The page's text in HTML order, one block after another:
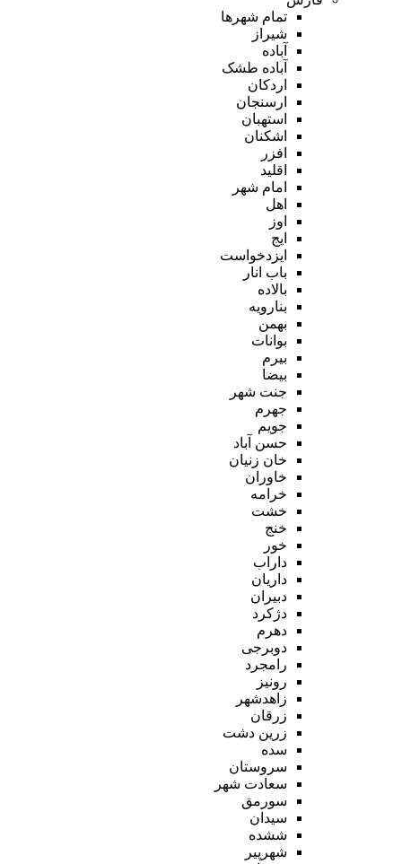
تمام شهر‌ها
شیراز
آباده
آباده طشک
اردکان
ارسنجان
استهبان
اشکنان
افزر
اقلید
امام شهر
اهل
اوز
ایج
ایزدخواست
باب انار
بالاده
بنارویه
بهمن
بوانات
بیرم
بیضا
جنت شهر
جهرم
جویم
حسن آباد
خان زنیان
خاوران
خرامه
خشت
خنج
خور
داراب
داریان
دبیران
دژکرد
دهرم
دوبرجی
رامجرد
رونیز
زاهدشهر
زرقان
زرین دشت
سده
سروستان
سعادت شهر
سورمق
سیدان
ششده
شهرپیر